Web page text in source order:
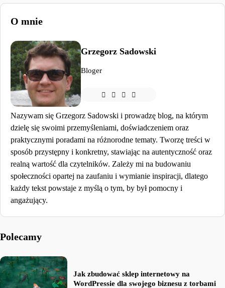
O mnie
Grzegorz Sadowski
Bloger
Nazywam się Grzegorz Sadowski i prowadzę blog, na którym
dzielę się swoimi przemyśleniami, doświadczeniem oraz
praktycznymi poradami na różnorodne tematy. Tworzę treści w
sposób przystępny i konkretny, stawiając na autentyczność oraz
realną wartość dla czytelników. Zależy mi na budowaniu
społeczności opartej na zaufaniu i wymianie inspiracji, dlatego
każdy tekst powstaje z myślą o tym, by był pomocny i
angażujący.
Polecamy
Jak zbudować sklep internetowy na
WordPressie dla swojego biznesu z torbami